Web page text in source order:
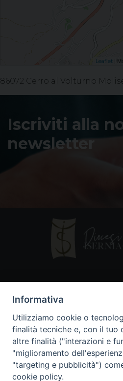
Leaflet |
86072 Cerro al Volturno
Iscriviti alla
newsletter
86170 Isernia
086550849
I nostri
Informativa
Utilizziamo cookie o
finalità tecniche e, con il tuo
altre finalità ("interazioni e
"miglioramento
"targeting e pubblicità")
cookie policy.